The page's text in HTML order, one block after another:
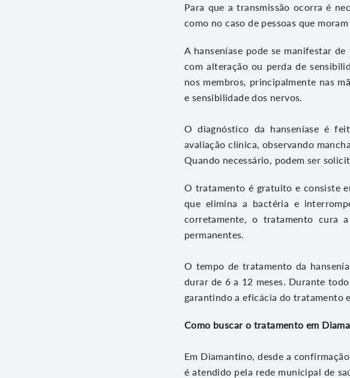
Para que a transmissão ocorra é
como no caso de pessoas que
A hanseníase pode se manifestar
com alteração ou perda de
nos membros, principalmente nas
e sensibilidade dos nervos.
O diagnóstico da hanseníase é
avaliação clínica, observando
Quando necessário, podem ser
O tratamento é gratuito e consiste
que elimina a bactéria e
corretamente, o tratamento cura
permanentes.
O tempo de tratamento da
durar de 6 a 12 meses. Durante
garantindo a eficácia do tratamento
Como buscar o tratamento em
Em Diamantino, desde a
é atendido pela rede municipal de